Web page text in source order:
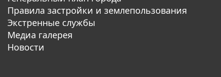
Правила застройки и землепользования
Экстренные службы
Медиа галерея
Новости